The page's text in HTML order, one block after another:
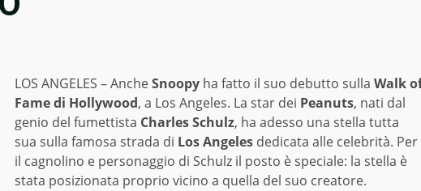
LOS ANGELES – AncheSnoopy ha fatto il suo debutto sulla Walk
Fame di Hollywood, a Los Angeles. La star dei Peanuts, nati dal
genio del fumettista Charles Schulz, ha adesso una stella tutta
sua sulla famosa strada di Los Angeles dedicata alle celebrità. Per
il cagnolino e personaggio di Schulz il posto è speciale: la stella è
stata posizionata proprio vicino a quella del suo creatore.